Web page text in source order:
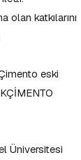
katkılarını
eski
Üniversitesi